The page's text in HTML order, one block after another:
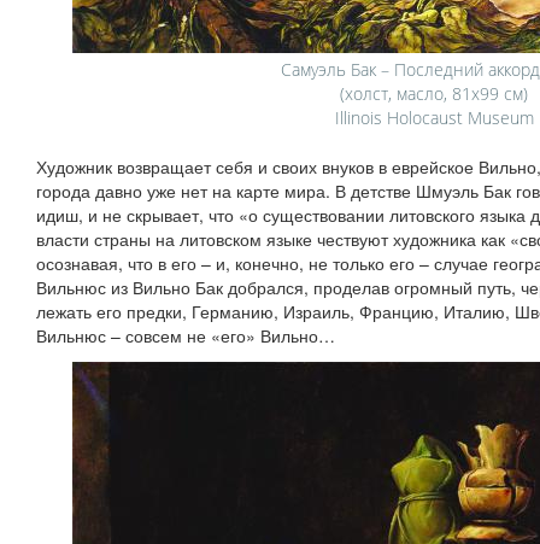
Самуэль Бак – Последний
(холст, масло, 81х99 см)
Illinois Holocaust Museum
Художник возвращает себя и своих внуков в еврейское
города давно уже нет на карте мира. В детстве Шмуэль Бак
идиш, и не скрывает, что «о существовании литовского
власти страны на литовском языке чествуют художника как
осознавая, что в его – и, конечно, не только его – случае
Вильнюс из Вильно Бак добрался, проделав огромный путь,
лежать его предки, Германию, Израиль, Францию, Италию,
Вильнюс – совсем не «его» Вильно…